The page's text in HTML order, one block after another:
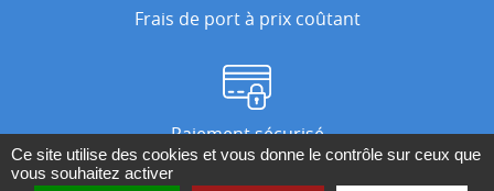
Frais de port à prix coûtant
Paiement sécurisé
Ce site utilise des cookies et vous donne le contrôle sur ceux que
vous souhaitez activer